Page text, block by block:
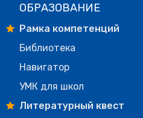
ОБРАЗОВАНИЕ
Рамка компетенций
Библиотека
Навигатор
УМК для школ
Литературный квест